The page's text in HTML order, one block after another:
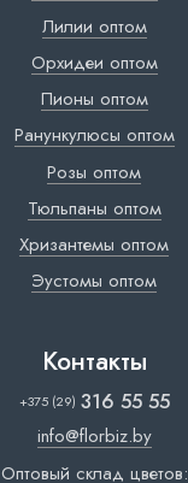
Лилии оптом
Орхидеи оптом
Пионы оптом
Ранункулюсы оптом
Розы оптом
Тюльпаны оптом
Хризантемы оптом
Эустомы оптом
Контакты
+375 (29) 316 55 55
info@florbiz.by
Оптовый склад цветов: